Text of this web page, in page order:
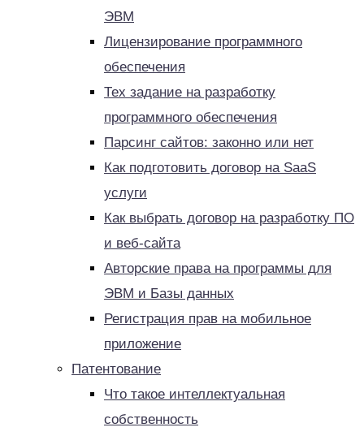
ЭВМ
Лицензирование программного
обеспечения
Тех задание на разработку
программного обеспечения
Парсинг сайтов: законно или нет
Как подготовить договор на SaaS
услуги
Как выбрать договор на разработку ПО
и веб-сайта
Авторские права на программы для
ЭВМ и Базы данных
Регистрация прав на мобильное
приложение
Патентование
Что такое интеллектуальная
собственность